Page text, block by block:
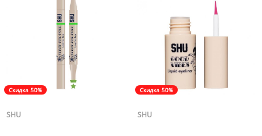
Скидка 50%
SHU
Скидка 50%
SHU